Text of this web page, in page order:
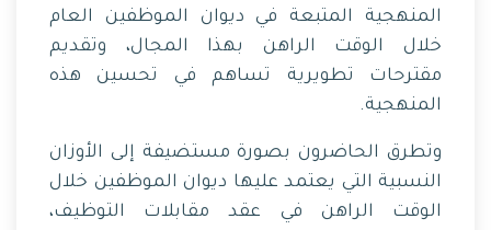
المنهجية المتبعة في ديوان الموظفين العام
خلال الوقت الراهن بهذا المجال، وتقديم
مقترحات تطويرية تساهم في تحسين هذه
المنهجية.
وتطرق الحاضرون بصورة مستضيفة إلى الأوزان
النسبية التي يعتمد عليها ديوان الموظفين خلال
الوقت الراهن في عقد مقابلات التوظيف،